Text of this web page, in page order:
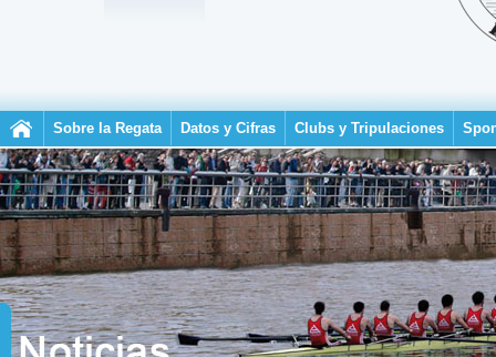
Sobre la Regata Datos y Cifras Clubs y Tripulaciones